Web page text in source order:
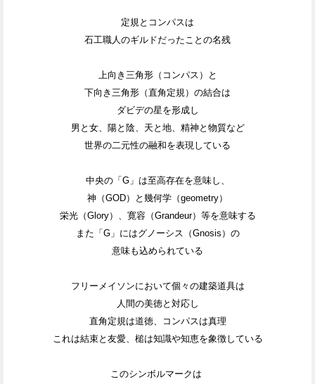
定規とコンパスは
石工職人のギルドだったことの名残
上向き三角形（コンパス）と
下向き三角形（直角定規）の結合は
ダビデの星を形成し
男と女、陽と陰、天と地、精神と物質など
世界の二元性の融和を表現している
中央の「G」は至高存在を意味し、
神（GOD）と幾何学（geometry）
栄光（Glory）、寛容（Grandeur）等を意味する
また「G」にはグノーシス（Gnosis）の
意味も込められている
フリーメイソンにおいて個々の建築道具は
人間の美徳と対応し
直角定規は道徳、コンパスは真理
これは結束と友愛、槌は知識や知恵を象徴している
このシンボルマークは